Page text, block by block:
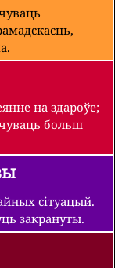
на здароўе;
больш
сітуацый.
закрануты.